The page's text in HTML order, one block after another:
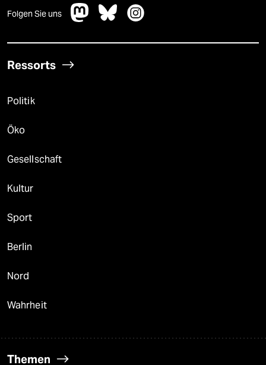
Folgen Sie uns
Ressorts
Politik
Öko
Gesellschaft
Kultur
Sport
Berlin
Nord
Wahrheit
Themen